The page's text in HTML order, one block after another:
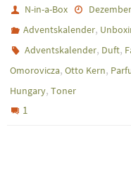
N-in-a-Box
Adventskalender,
Adventskalender, Duft,
Omorovicza, Otto Kern,
Hungary, Toner
1